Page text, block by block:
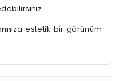
estetik bir görünüm